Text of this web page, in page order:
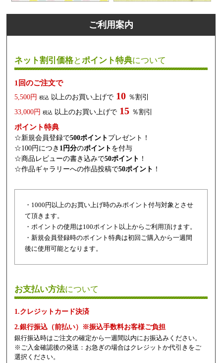
ご利用案内
ネット割引価格とポイント特典について
1回のご注文で
5,500円 税込 以上のお買い上げで 10 ％割引
33,000円 税込 以上のお買い上げで 15 ％割引
ポイント特典
☆新規会員登録で500ポイント プレゼント！
☆100円につき 1円分のポイント を付与
☆商品レビューの書き込みで50ポイント ！
☆作品ギャラリーへの作品投稿で50ポイント ！
・1000円以上のお買い上げ時のみポイント付与対象とさせ
て頂きます。
・ポイントの使用は100ポイント以上からご利用頂けます。
・新規会員登録時のポイント特典は初回ご購入から一週間
後に使用可能となります。
お支払い方法について
1.クレジットカード決済
2.銀行振込（前払い）※振込手数料お客様ご負担
銀行振込時はご注文の確定から一週間以内にお振込みください。
※ご入金確認後の発送：お急ぎの場合はクレジットか代引きをご
選択ください。